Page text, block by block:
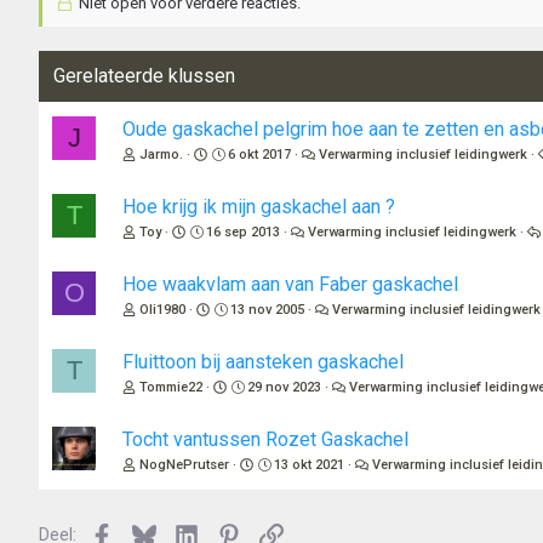
Gerelateerde klussen
J Oude gaskachel pelgrim hoe aan te zetten en
Jarmo. 6 okt 2017 Verwarming inclusief leidingwerk
T Hoe krijg ik mijn gaskachel aan ?
Toy 16 sep 2013 Verwarming inclusief leidingwerk
O Hoe waakvlam aan van Faber gaskachel
Oli1980 13 nov 2005 Verwarming inclusief leidingwerk
T Fluittoon bij aansteken gaskachel
Tommie22 29 nov 2023 Verwarming inclusief
Tocht vantussen Rozet Gaskachel
NogNePrutser 13 okt 2021 Verwarming inclusief
Deel: Facebook
BlueskyLinkedInPinterest
Link